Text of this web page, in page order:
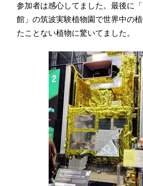
参加者は感心してました。最後に
館」の筑波実験植物園で世界中の
たことない植物に驚いてました。